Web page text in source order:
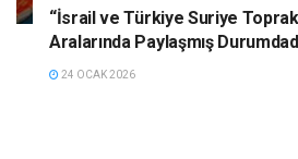
“İsrail ve Türkiye Suriye
Aralarında Paylaşmış
24 OCAK 2026